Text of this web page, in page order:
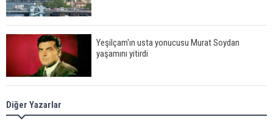
Yeşilçam'ın usta yonucusu Murat Soydan
yaşamını yitirdi
görüntülendi
Diğer Yazarlar